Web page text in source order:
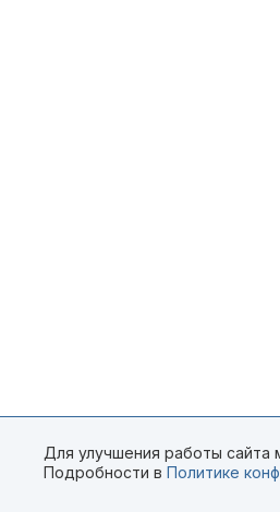
Для улучшения работы сайта
Подробности в Политике